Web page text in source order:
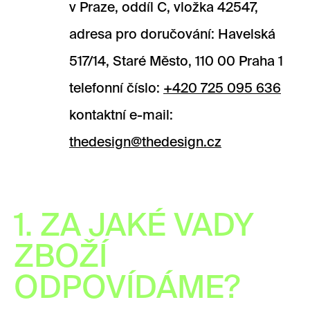
v Praze, oddíl C, vložka 42547,
adresa pro doručování: Havelská
517/14, Staré Město, 110 00 Praha 1
telefonní číslo: +420 725 095 636
kontaktní e-mail:
thedesign@thedesign.cz
1. ZA JAKÉ VADY
ZBOŽÍ
ODPOVÍDÁME?